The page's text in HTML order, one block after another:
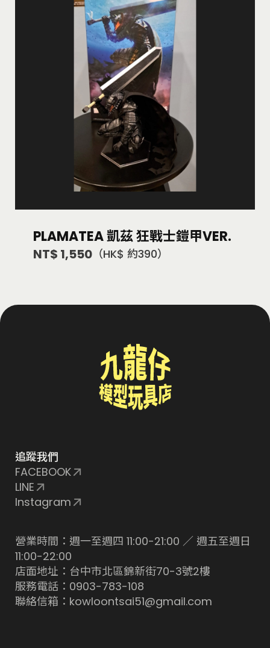
PLAMATEA 凱茲 狂戰士鎧甲VER.
NT$ 1,550 （HK$ 約390）
追蹤我們
FACEBOOK
LINE
Instagram
營業時間：週一至週四 11:00-21:00 ／ 週五至週日
11:00-22:00
店面地址：台中市北區錦新街70-3號2樓
服務電話：0903-783-108
聯絡信箱：kowloontsai51@gmail.com